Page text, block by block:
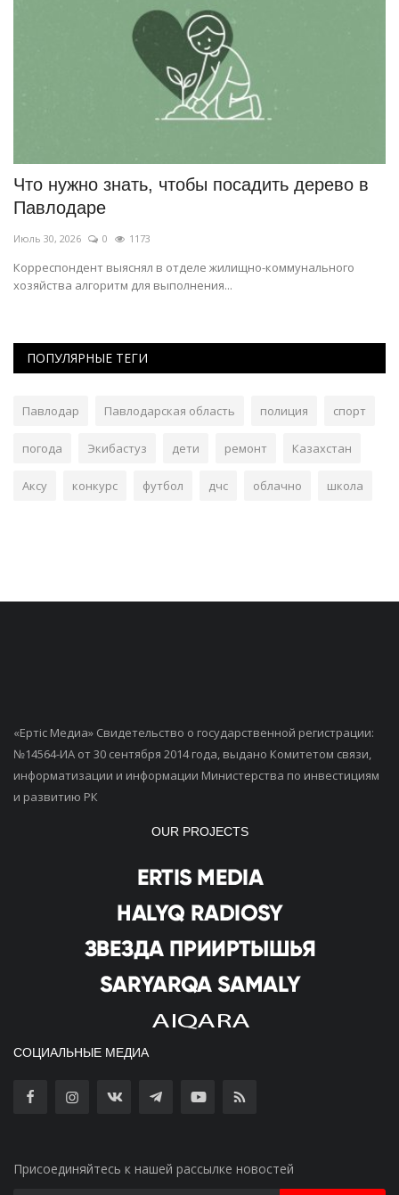
Что нужно знать, чтобы посадить дерево в
Павлодаре
Июль 30, 2026 0 1173
Корреспондент выяснял в отделе жилищно-коммунального
хозяйства алгоритм для выполнения...
ПОПУЛЯРНЫЕ ТЕГИ
Павлодар Павлодарская область полиция спорт
погода Экибастуз дети ремонт Казахстан
Аксу конкурс футбол дчс облачно школа
«Ертiс Медиа» Свидетельство о государственной регистрации:
№14564-ИА от 30 сентября 2014 года, выдано Комитетом связи,
информатизации и информации Министерства по инвестициям
и развитию РК
OUR PROJECTS
СОЦИАЛЬНЫЕ МЕДИА
Присоединяйтесь к нашей рассылке новостей